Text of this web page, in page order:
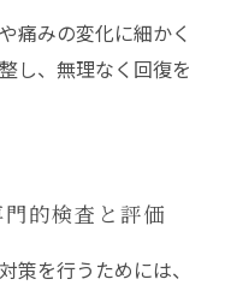
痛みの変化に細かく
し、無理なく回復を
的検査と評価
策を行うためには、